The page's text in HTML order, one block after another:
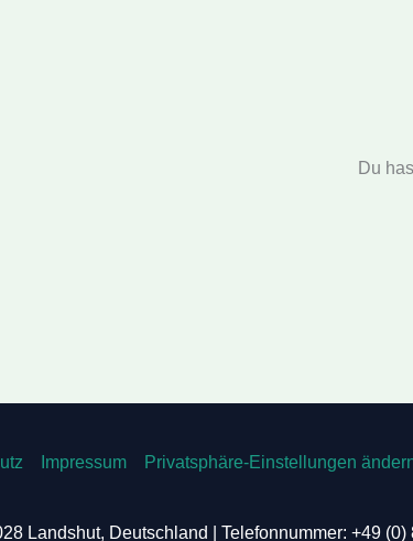
Du
Impressum Privatsphäre-Einstellungen
Landshut, Deutschland | Telefonnummer: +49